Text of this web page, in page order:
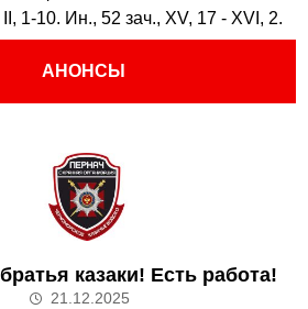
1-10. Ин., 52 зач., XV, 17 - XVI, 2.
АНОНСЫ
казаки! Есть работа!
21.12.2025